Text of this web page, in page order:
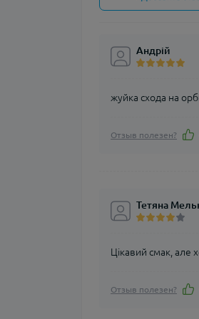
Андрій
жуйка схода на
Отзыв полезен?
Тетяна
Цікавий смак, але
Отзыв полезен?